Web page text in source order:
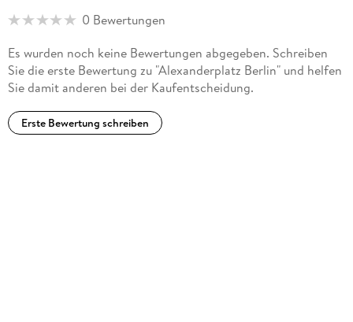
0 Bewertungen
Es wurden noch keine Bewertungen abgegeben. Schreiben
Sie die erste Bewertung zu "Alexanderplatz Berlin" und helfen
Sie damit anderen bei der Kaufentscheidung.
Erste Bewertung schreiben